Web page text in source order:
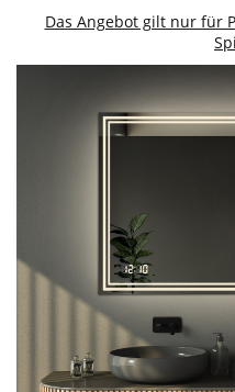
Das Angebot gilt nur für